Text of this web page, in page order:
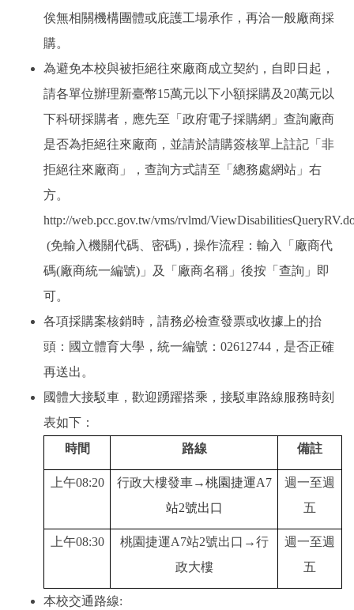
俟無相關機構團體或庇護工場承作，再洽一般廠商採
購。
為避免本校與被拒絕往來廠商成立契約，自即日起，
請各單位辦理新臺幣15萬元以下小額採購及20萬元以
下科研採購者，應先至「政府電子採購網」查詢廠商
是否為拒絕往來廠商，並請於請購簽核單上註記「非
拒絕往來廠商」，查詢方式請至「總務處網站」右
方。
http://web.pcc.gov.tw/vms/rvlmd/
(免輸入機關代碼、密碼)，操作流程：輸入「廠商代
碼(廠商統一編號)」及「廠商名稱」後按「查詢」即
可。
各項採購案核銷時，請務必檢查發票或收據上的抬
頭：國立體育大學，統一編號：02612744，是否正確
再送出。
國體大接駁車，歡迎踴躍搭乘，接駁車路線服務時刻
表如下：
時間
路線 備註
上午08:20 行政大樓發車→桃園捷運A7
站2號出口
週一至週
五
上午08:30
桃園捷運A7站2號出口→行
政大樓
週一至週
五
本校交通路線: